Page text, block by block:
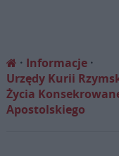
Informacje
Urzędy Kurii
Życia
Apostolskiego